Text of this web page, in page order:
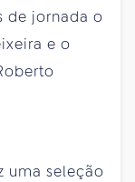
de jornada o
e o
uma seleção